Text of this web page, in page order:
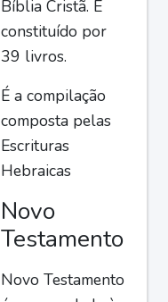
Bíblia Cristã. É
constituído por
39 livros.
É a compilação
composta pelas
Escrituras
Hebraicas
Novo
Testamento
Novo Testamento